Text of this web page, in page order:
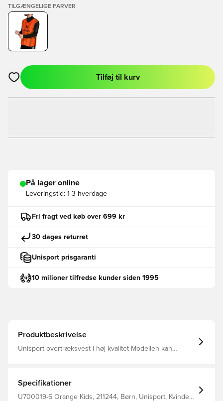
TILGÆNGELIGE FARVER
Åbner en Modal til at logge ind eller tilmelde dig som medlem
Tilføj til kurv
På lager online
Leveringstid: 1-3 hverdage
Fri fragt ved køb over 699 kr
30 dages returret
Unisport prisgaranti
10 milioner tilfredse kunder siden 1995
Produktbeskrivelse
Unisport overtræksvest i høj kvalitet Modellen kan
Specifikationer
U700019-6 Orange Kids, 211244, Børn, Unisport, Kvinder,